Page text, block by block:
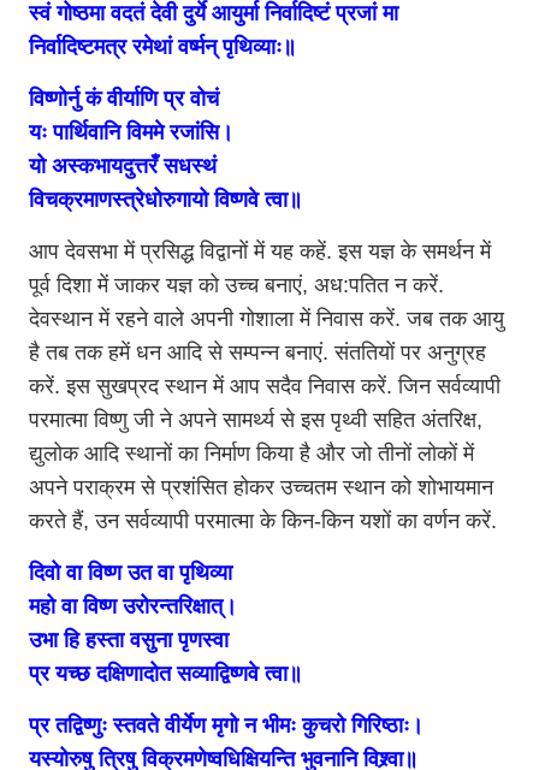
स्वं गोष्ठमा वदतं देवी दुर्ये आयुर्मा निर्वादिष्टं प्रजां मा
निर्वादिष्टमत्र रमेथां वर्ष्मन् पृथिव्याः॥
विष्णोर्नु कं वीर्याणि प्र वोचं
यः पार्थिवानि विममे रजांसि।
यो अस्कभायदुत्तरँ सधस्थं
विचक्रमाणस्त्रेधोरुगायो विष्णवे त्वा॥
आप देवसभा में प्रसिद्ध विद्वानों में यह कहें. इस यज्ञ के समर्थन में
पूर्व दिशा में जाकर यज्ञ को उच्च बनाएं, अध:पतित न करें.
देवस्थान में रहने वाले अपनी गोशाला में निवास करें. जब तक आयु
है तब तक हमें धन आदि से सम्पन्न बनाएं. संततियों पर अनुग्रह
करें. इस सुखप्रद स्थान में आप सदैव निवास करें. जिन सर्वव्यापी
परमात्मा विष्णु जी ने अपने सामर्थ्य से इस पृथ्वी सहित अंतरिक्ष,
द्युलोक आदि स्थानों का निर्माण किया है और जो तीनों लोकों में
अपने पराक्रम से प्रशंसित होकर उच्चतम स्थान को शोभायमान
करते हैं, उन सर्वव्यापी परमात्मा के किन-किन यशों का वर्णन करें.
दिवो वा विष्ण उत वा पृथिव्या
महो वा विष्ण उरोरन्तरिक्षात्।
उभा हि हस्ता वसुना पृणस्वा
प्र यच्छ दक्षिणादोत सव्याद्विष्णवे त्वा॥
प्र तद्विष्णुः स्तवते वीर्येण मृगो न भीमः कुचरो गिरिष्ठाः।
यस्योरुषु त्रिषु विक्रमणेष्वधिक्षियन्ति भुवनानि विश्र्वा॥